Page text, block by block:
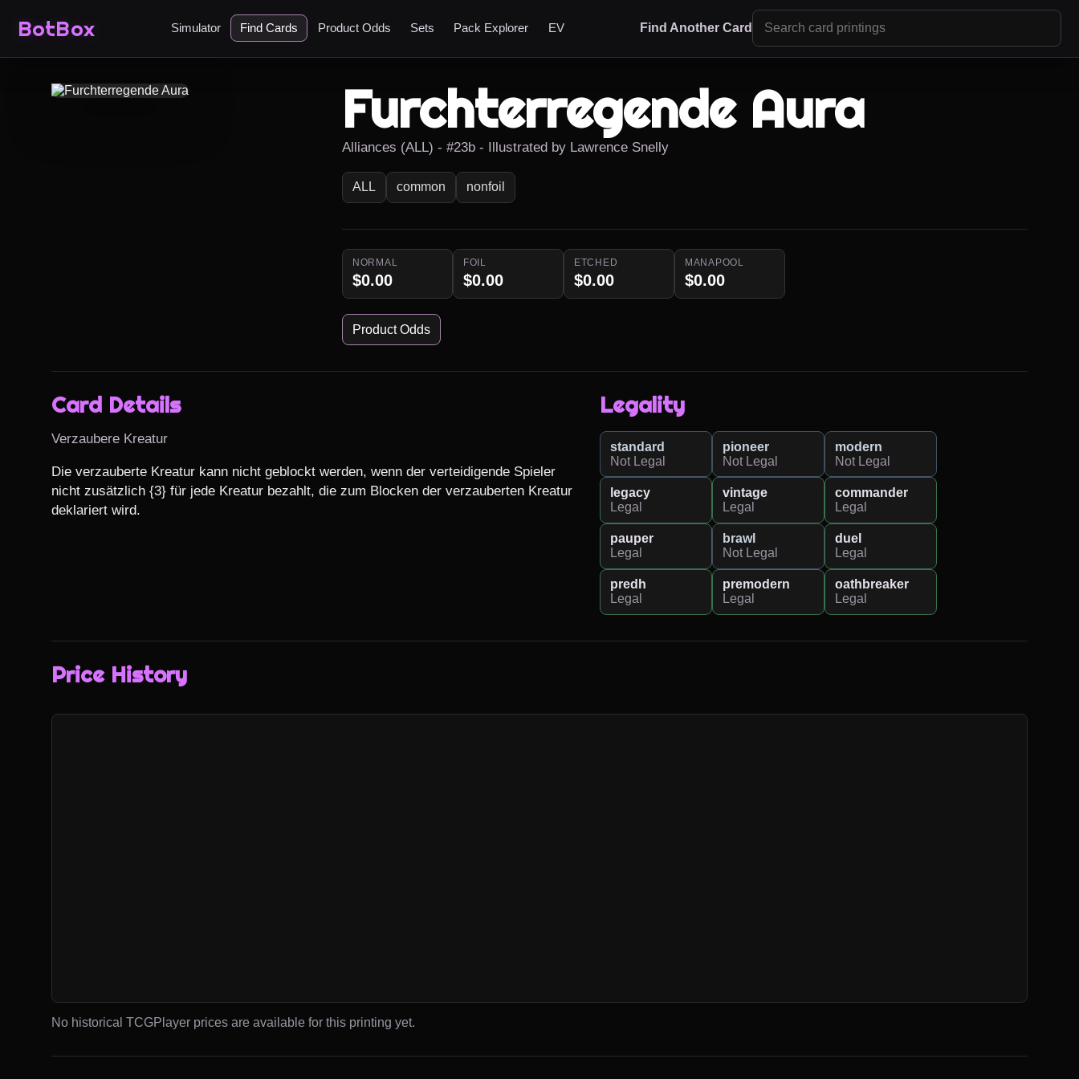
BotBox Simulator Find Cards Product Odds Sets Pack Explorer EV Find Another Card
Furchterregende Aura
Alliances (ALL) - #23b - Illustrated by Lawrence Snelly
ALL common nonfoil
NORMAL
$0.00
FOIL
$0.00
ETCHED
$0.00
MANAPOOL
$0.00
Product Odds
Card Details
Verzaubere Kreatur
Die verzauberte Kreatur kann nicht geblockt werden, wenn der verteidigende Spieler
nicht zusätzlich {3} für jede Kreatur bezahlt, die zum Blocken der verzauberten Kreatur
deklariert wird.
Legality
standard
Not Legal
pioneer
Not Legal
modern
Not Legal
legacy
Legal
vintage
Legal
commander
Legal
pauper
Legal
brawl
Not Legal
duel
Legal
predh
Legal
premodern
Legal
oathbreaker
Legal
Price History
No historical TCGPlayer prices are available for this printing yet.